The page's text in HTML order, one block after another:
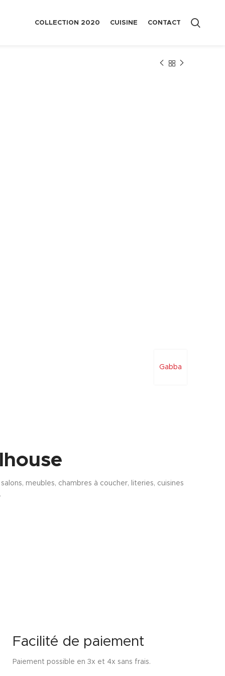
COLLECTION 2020 CUISINE CONTACT
Gabba
meubles, chambres à coucher, literies, cuisines
Facilité de paiement
Paiement possible en 3x et 4x sans frais.